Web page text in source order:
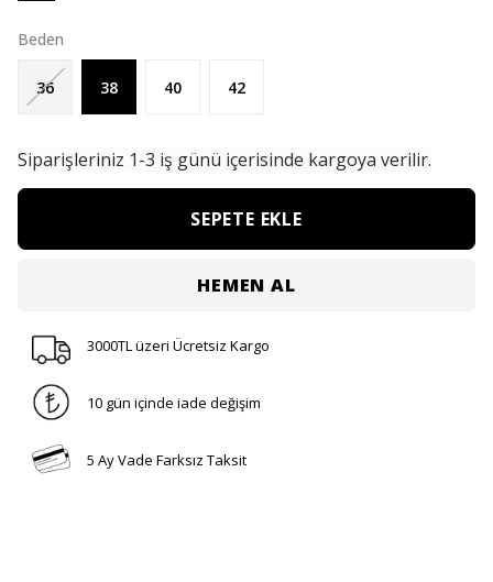
Beden
36 38 40 42
Siparişleriniz 1-3 iş günü içerisinde kargoya verilir.
SEPETE EKLE
HEMEN AL
3000TL üzeri Ücretsiz Kargo
10 gün içinde iade değişim
5 Ay Vade Farksız Taksit